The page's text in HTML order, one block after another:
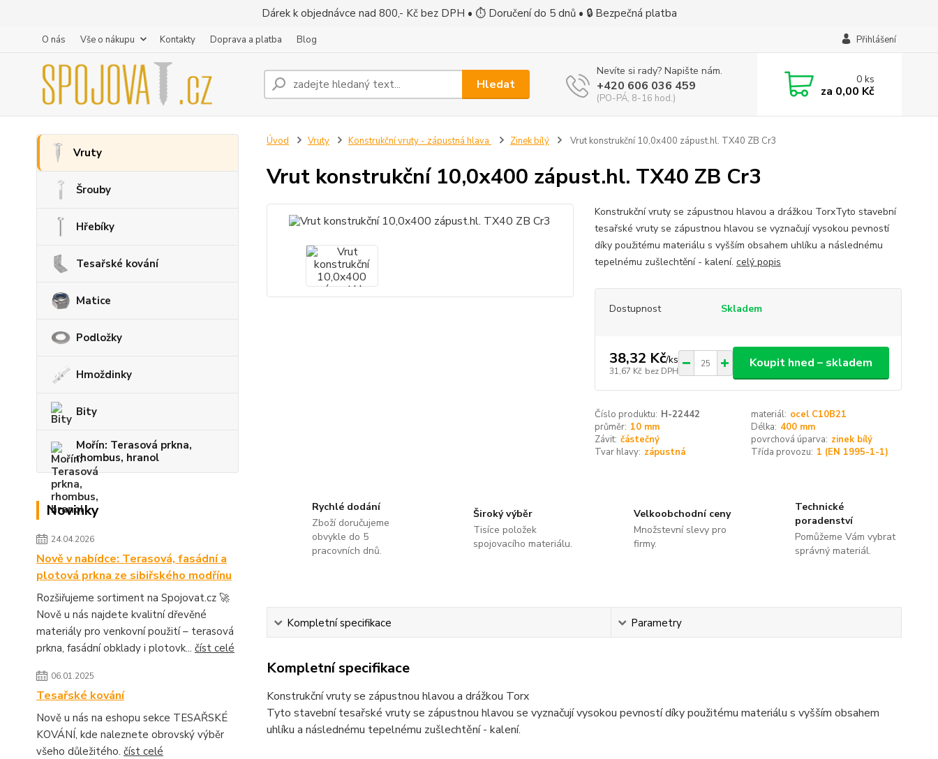
Dárek k objednávce nad 800,- Kč bez DPH • ⏱ Doručení do 5 dnů • 🔒 Bezpečná platba
O nás Vše o nákupu Kontakty Doprava a platba Blog Přihlášení
Hledat
Nevíte si rady? Napište nám.
+420 606 036 459
(PO-PÁ, 8-16 hod.)
0ks
za 0,00 Kč
Vruty
Šrouby
Hřebíky
Tesařské kování
Matice
Podložky
Hmoždinky
Bity
Mořín: Terasová prkna,
rhombus, hranol
Novinky
24.04.2026
Nově v nabídce: Terasová, fasádní a
plotová prkna ze sibiřského modřínu
Rozšiřujeme sortiment na Spojovat.cz 🚀
Nově u nás najdete kvalitní dřevěné
materiály pro venkovní použití – terasová
prkna, fasádní obklady i plotovk... číst celé
06.01.2025
Tesařské kování
Nově u nás na eshopu sekce TESAŘSKÉ
KOVÁNÍ, kde naleznete obrovský výběr
všeho důležitého. číst celé
Úvod Vruty Konstrukční vruty - zápustná hlava Zinek bílý Vrut konstrukční 10,0x400 zápust.hl. TX40 ZB Cr3
Vrut konstrukční 10,0x400 zápust.hl. TX40 ZB Cr3
Konstrukční vruty se zápustnou hlavou a drážkou TorxTyto stavební
tesařské vruty se zápustnou hlavou se vyznačují vysokou pevností
díky použitému materiálu s vyšším obsahem uhlíku a následnému
tepelnému zušlechtění - kalení. celý popis
Dostupnost Skladem
38,32 Kč/ks
31,67 Kč bez DPH
Koupit hned – skladem
Číslo produktu: H-22442 materiál: ocel C10B21
průměr: 10 mm Délka: 400 mm
Závit: částečný povrchová úparva: zinek bílý
Tvar hlavy: zápustná Třída provozu: 1 (EN 1995-1-1)
Rychlé dodání
Zboží doručujeme
obvykle do 5
pracovních dnů.
Široký výběr
Tisíce položek
spojovacího materiálu.
Velkoobchodní ceny
Množstevní slevy pro
firmy.
Technické
poradenství
Pomůžeme Vám vybrat
správný materiál.
Kompletní specifikace Parametry
Kompletní specifikace
Konstrukční vruty se zápustnou hlavou a drážkou Torx
Tyto stavební tesařské vruty se zápustnou hlavou se vyznačují vysokou pevností díky použitému materiálu s vyšším obsahem
uhlíku a následnému tepelnému zušlechtění - kalení.